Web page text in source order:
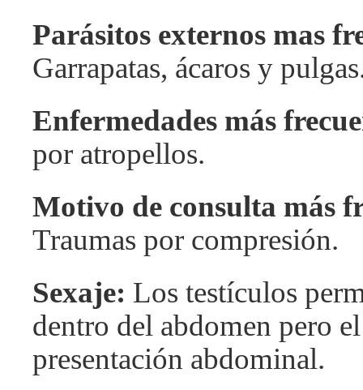
Parásitos externos mas
Garrapatas, ácaros y
Enfermedades más
por atropellos.
Motivo de consulta más
Traumas por compresión.
Sexaje: Los testículos
dentro del abdomen pero
presentación abdominal.